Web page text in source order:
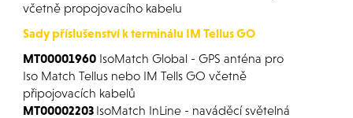
včetně propojovacího kabelu
Sady příslušenství k terminálu IM Tellus GO
MT00001960IsoMatch Global - GPS anténa pro
Iso Match Tellus nebo IM Tells GO včetně
připojovacích kabelů
MT00002203 IsoMatch InLine - naváděcí světelná